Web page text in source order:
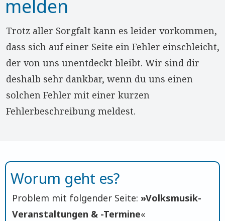
melden
Trotz aller Sorgfalt kann es leider vorkommen,
dass sich auf einer Seite ein Fehler einschleicht,
der von uns unentdeckt bleibt. Wir sind dir
deshalb sehr dankbar, wenn du uns einen
solchen Fehler mit einer kurzen
Fehlerbeschreibung meldest.
Worum geht es?
Problem mit folgender Seite: »Volksmusik-
Veranstaltungen & -Termine«